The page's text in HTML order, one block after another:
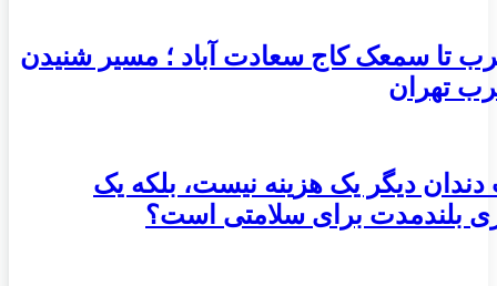
تا سمعک کاج سعادت آباد ؛ مسیر شنیدن
تهران
دندان دیگر یک هزینه نیست، بلکه یک
بلندمدت برای سلامتی است؟